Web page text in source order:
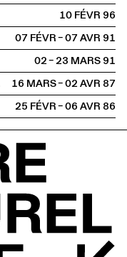
10 FÉVR1996
07 FÉVR – 07 AVR1991
02 – 23 MARS1991
16 MARS – 02 AVR1987
25 FÉVR – 06 AVR1986